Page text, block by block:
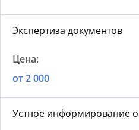
Экспертиза документов
от 2 000
Устное информирование о